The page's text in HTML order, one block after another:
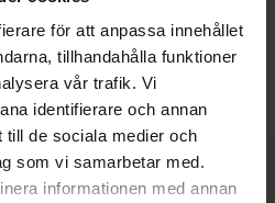
för att anpassa innehållet
tillhandahålla funktioner
vår trafik. Vi
identifierare och annan
till de sociala medier och
som vi samarbetar med.
informationen med annan
digmed
annat?